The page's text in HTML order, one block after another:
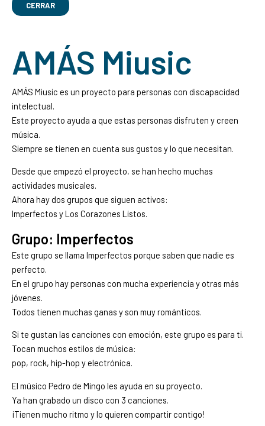
CERRAR
AMÁS Miusic
AMÁS Miusic es un proyecto para personas con discapacidad
intelectual.
Este proyecto ayuda a que estas personas disfruten y creen
música.
Siempre se tienen en cuenta sus gustos y lo que necesitan.
Desde que empezó el proyecto, se han hecho muchas
actividades musicales.
Ahora hay dos grupos que siguen activos:
Imperfectos y Los Corazones Listos.
Grupo: Imperfectos
Este grupo se llama Imperfectos porque saben que nadie es
perfecto.
En el grupo hay personas con mucha experiencia y otras más
jóvenes.
Todos tienen muchas ganas y son muy románticos.
Si te gustan las canciones con emoción, este grupo es para ti.
Tocan muchos estilos de música:
pop, rock, hip-hop y electrónica.
El músico Pedro de Mingo les ayuda en su proyecto.
Ya han grabado un disco con 3 canciones.
¡Tienen mucho ritmo y lo quieren compartir contigo!